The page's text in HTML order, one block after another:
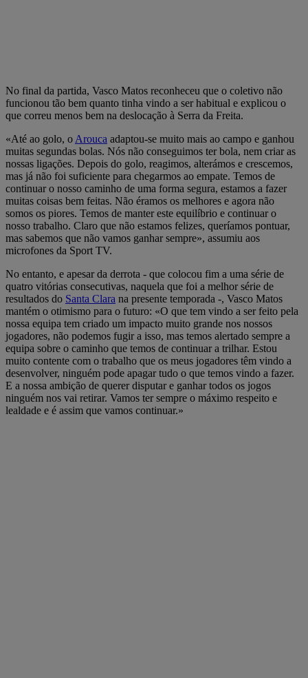
No final da partida, Vasco Matos reconheceu que o coletivo não
funcionou tão bem quanto tinha vindo a ser habitual e explicou o
que correu menos bem na deslocação à Serra da Freita.
«Até ao golo, o Arouca adaptou-se muito mais ao campo e ganhou
muitas segundas bolas. Nós não conseguimos ter bola, nem criar as
nossas ligações. Depois do golo, reagimos, alterámos e crescemos,
mas já não foi suficiente para chegarmos ao empate. Temos de
continuar o nosso caminho de uma forma segura, estamos a fazer
muitas coisas bem feitas. Não éramos os melhores e agora não
somos os piores. Temos de manter este equilíbrio e continuar o
nosso trabalho. Claro que não estamos felizes, queríamos pontuar,
mas sabemos que não vamos ganhar sempre», assumiu aos
microfones da Sport TV.
No entanto, e apesar da derrota - que colocou fim a uma série de
quatro vitórias consecutivas, naquela que foi a melhor série de
resultados do Santa Clara na presente temporada -, Vasco Matos
mantém o otimismo para o futuro: «O que tem vindo a ser feito pela
nossa equipa tem criado um impacto muito grande nos nossos
jogadores, não podemos fugir a isso, mas temos alertado sempre a
equipa sobre o caminho que temos de continuar a trilhar. Estou
muito contente com o trabalho que os meus jogadores têm vindo a
desenvolver, ninguém pode apagar tudo o que temos vindo a fazer.
E a nossa ambição de querer disputar e ganhar todos os jogos
ninguém nos vai retirar. Vamos ter sempre o máximo respeito e
lealdade e é assim que vamos continuar.»